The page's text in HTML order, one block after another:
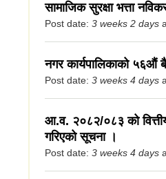
सामाजिक सुरक्षा भत्ता
Post date: 3 weeks 2 days
नगर कार्यपालिकाको ५६औं
Post date: 3 weeks 4 days
आ.व. २०८२/०८३ को
गरिएको सूचना ।
Post date: 3 weeks 4 days